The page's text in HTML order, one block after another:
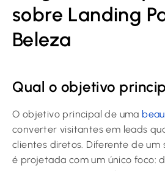
sobre Landing
Beleza
Qual o objetivo
O objetivo principal de uma
converter visitantes em leads
clientes diretos. Diferente de um
é projetada com um único foco: